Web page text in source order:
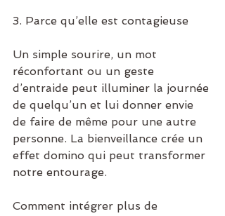
3. Parce qu’elle est contagieuse
Un simple sourire, un mot
réconfortant ou un geste
d’entraide peut illuminer la journée
de quelqu’un et lui donner envie
de faire de même pour une autre
personne. La bienveillance crée un
effet domino qui peut transformer
notre entourage.
Comment intégrer plus de